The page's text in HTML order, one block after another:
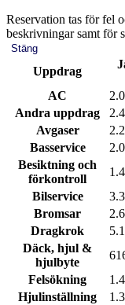
Reservation tas för fel
beskrivningar samt för
Stäng
Uppdrag
AC
Andra uppdrag
Avgaser
Basservice
Besiktning och
förkontroll
Bilservice
Bromsar
Dragkrok
Däck, hjul &
hjulbyte
Felsökning
Hjulinställning